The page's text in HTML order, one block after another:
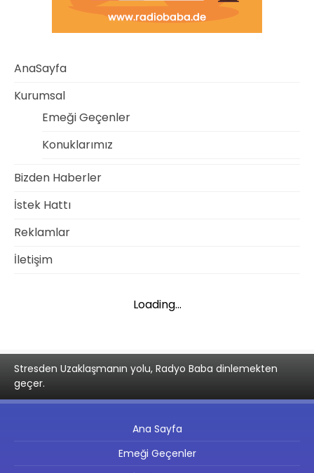
AnaSayfa
Kurumsal
Emeği Geçenler
Konuklarımız
Bizden Haberler
İstek Hattı
Reklamlar
İletişim
Loading...
Stresden Uzaklaşmanın yolu, Radyo Baba dinlemekten
geçer.
Ana Sayfa
Emeği Geçenler